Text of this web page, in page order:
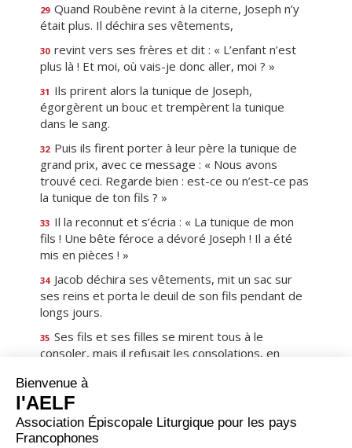
29 Quand Roubène revint à la citerne, Joseph n’y
était plus. Il déchira ses vêtements,
30 revint vers ses frères et dit : « L’enfant n’est
plus là ! Et moi, où vais-je donc aller, moi ? »
31 Ils prirent alors la tunique de Joseph,
égorgèrent un bouc et trempèrent la tunique
dans le sang.
32 Puis ils firent porter à leur père la tunique de
grand prix, avec ce message : « Nous avons
trouvé ceci. Regarde bien : est-ce ou n’est-ce pas
la tunique de ton fils ? »
33 Il la reconnut et s’écria : « La tunique de mon
fils ! Une bête féroce a dévoré Joseph ! Il a été
mis en pièces ! »
34 Jacob déchira ses vêtements, mit un sac sur
ses reins et porta le deuil de son fils pendant de
longs jours.
35 Ses fils et ses filles se mirent tous à le
consoler, mais il refusait les consolations, en
mon fils, au séjour des morts. » Et son père le
pleura.
36Quant aux Madianites, ils le vendirent en
Égypte à Putiphar, dignitaire de Pharaon et grand